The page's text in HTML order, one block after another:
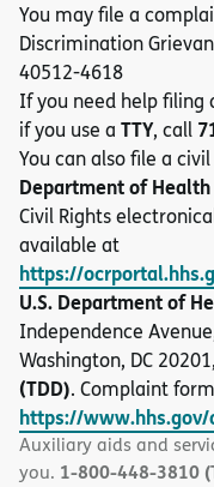
You may file a
Discrimination
40512-4618
If you need help filing
if you use a TTY, call
You can also file a
Department of
Civil Rights
available at
https://
U.S. Department of
Independence
Washington, DC 20201,
(TDD). Complaint
https://
Auxiliary aids and
you. 1-800-448-3810